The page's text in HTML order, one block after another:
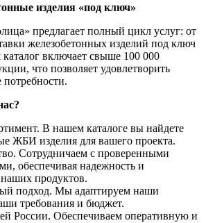
изделия «под ключ»
предлагает полный цикл услуг: от
железобетонных изделий под ключ
включает свыше 100 000
что позволяет удовлетворить
В нашем каталоге вы найдете
ЖБИ изделия для вашего проекта.
Сотрудничаем с проверенными
обеспечивая надежность и
наших продуктов.
подход. Мы адаптируем наши
требования и бюджет.
России. Обеспечиваем оперативную и